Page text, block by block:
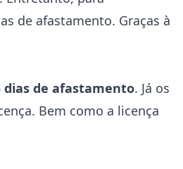
de afastamento. Graças à
dias de afastamento. Já os
Bem como a licença